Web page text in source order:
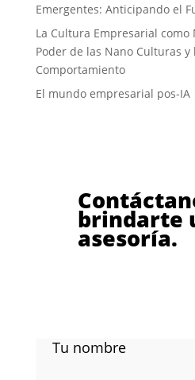
Emergentes: Anticipando el
La Cultura Empresarial como
Poder de las Nano Culturas
Comportamiento
El mundo empresarial pos-IA
brindarte
asesoría.
Tu nombre